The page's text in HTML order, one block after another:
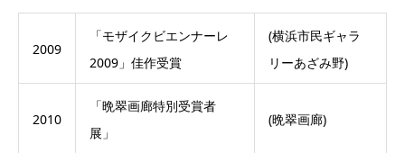
2009
「モザイクビエンナーレ
2009」佳作受賞
(横浜市民ギャラ
リーあざみ野)
2010
「晩翠画廊特別受賞者
展」
(晩翠画廊)